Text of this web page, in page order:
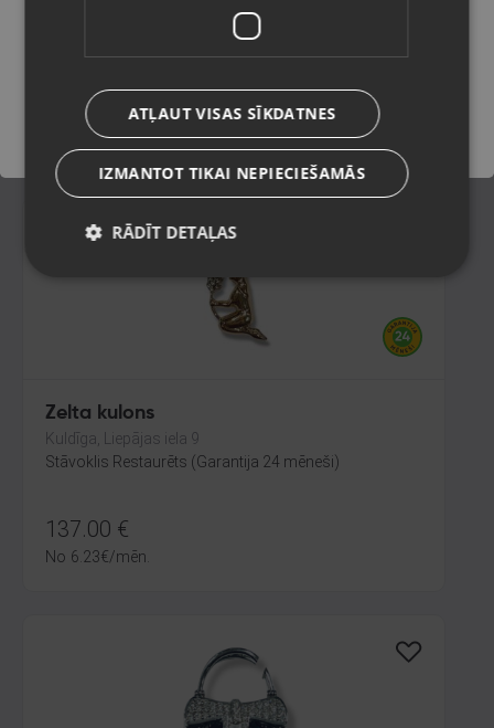
Stāvoklis Restaurēts (Garantija 24 mēneši)
110.00 €
5.00€/mēn.
Zelta kulons
Kuldīga, Liepājas iela 9
Stāvoklis Restaurēts (Garantija 24 mēneši)
137.00 €
No 6.23€/mēn.
Saglabāt
ATĻAUT VISAS SĪKDATNES
IZMANTOT TIKAI NEPIECIEŠAMĀS
RĀDĪT DETAĻAS